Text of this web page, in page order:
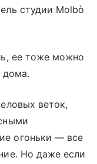
студии Molbò
ее тоже можно
дома.
веток,
огоньки — все
Но даже если